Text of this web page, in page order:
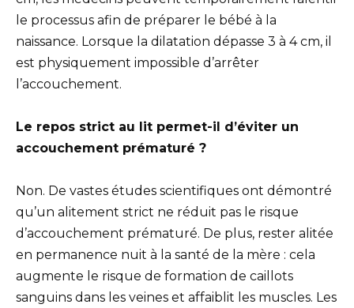
le processus afin de préparer le bébé à la
naissance. Lorsque la dilatation dépasse 3 à 4 cm, il
est physiquement impossible d’arrêter
l’accouchement.
Le repos strict au lit permet-il d’éviter un
accouchement prématuré ?
Non. De vastes études scientifiques ont démontré
qu’un alitement strict ne réduit pas le risque
d’accouchement prématuré. De plus, rester alitée
en permanence nuit à la santé de la mère : cela
augmente le risque de formation de caillots
sanguins dans les veines et affaiblit les muscles. Les